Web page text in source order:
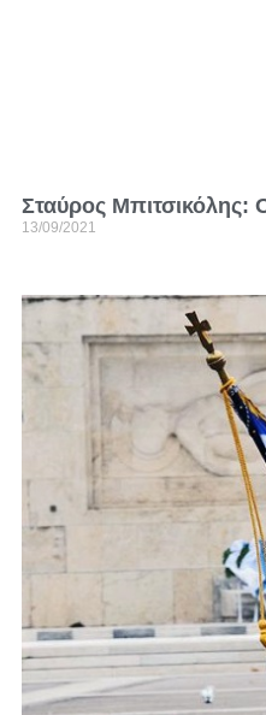
Σταύρος Μπιτσικόλης:
13/09/2021